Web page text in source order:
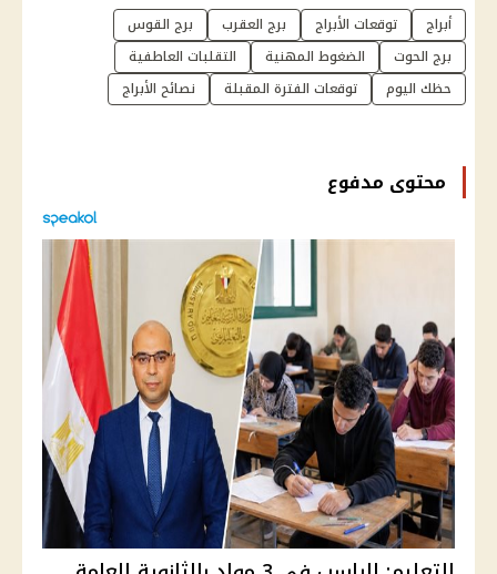
أبراج توقعات الأبراج برج العقرب
برج القوس
برج الحوت
الضغوط المهنية
التقلبات العاطفية
حظك اليوم
توقعات الفترة المقبلة نصائح الأبراج
محتوى مدفوع